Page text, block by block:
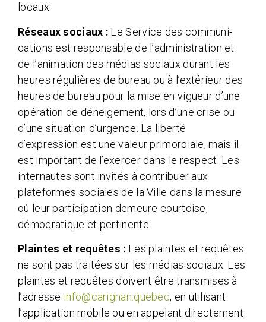
locaux.
Réseaux sociaux : Le Service des communi­
cations est responsable de l’administration et
de l’animation des médias sociaux durant les
heures régulières de bureau ou à l’extérieur des
heures de bureau pour la mise en vigueur d’une
opération de déneigement, lors d’une crise ou
d’une situation d’urgence. La liberté
d’expression est une valeur primordiale, mais il
est important de l’exercer dans le respect. Les
internautes sont invités à contribuer aux
plateformes sociales de la Ville dans la mesure
où leur participation demeure courtoise,
démocratique et pertinente.
Plaintes et requêtes : Les plaintes et requêtes
ne sont pas traitées sur les médias sociaux. Les
plaintes et requêtes doivent être transmises à
l’adresse info@carignan.quebec, en utilisant
l’application mobile ou en appelant directement